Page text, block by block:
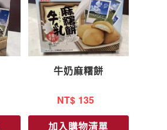
牛奶麻糬餅
NT$ 135
加入購物清單